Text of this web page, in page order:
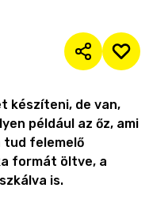
készíteni, de van,
például az őz, ami
tud felemelő
formát öltve, a
is.